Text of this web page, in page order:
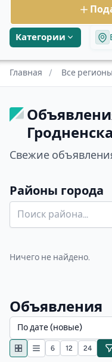
Категории
Главная / Все регионы
Свежие
Районы города
Ничего не найдено.
Объявления
По дате (новые)
6 12 24